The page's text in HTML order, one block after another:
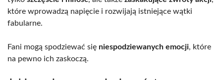
które wprowadzą napięcie i rozwijają istniejące wątki
fabularne.
Fani mogą spodziewać się niespodziewanych emocji, które
na pewno ich zaskoczą.